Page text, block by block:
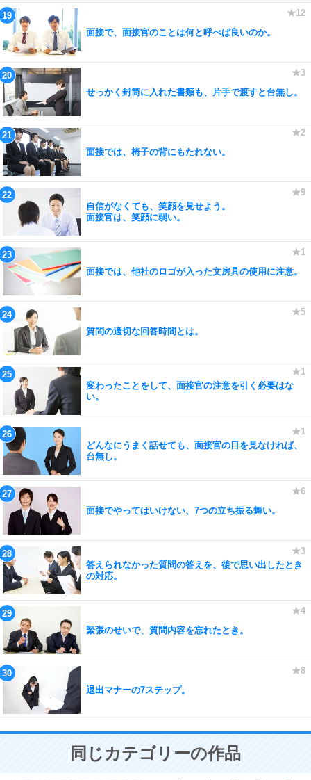
面接で、面接官のことは何と呼べば良いのか。
せっかく封筒に入れた書類も、片手で渡すと台無し。
面接では、椅子の背にもたれない。
自信がなくても、笑顔を見せよう。
面接官は、笑顔に弱い。
面接では、他社のロゴが入った文房具の使用に注意。
質問の適切な回答時間とは。
変わったことをして、面接官の注意を引く必要はな
い。
どんなにうまく話せても、面接官の目を見なければ、
台無し。
面接でやってはいけない、7つの立ち振る舞い。
答えられなかった質問の答えを、後で思い出したとき
の対応。
緊張のせいで、質問内容を忘れたとき。
退出マナーの7ステップ。
同じカテゴリーの作品